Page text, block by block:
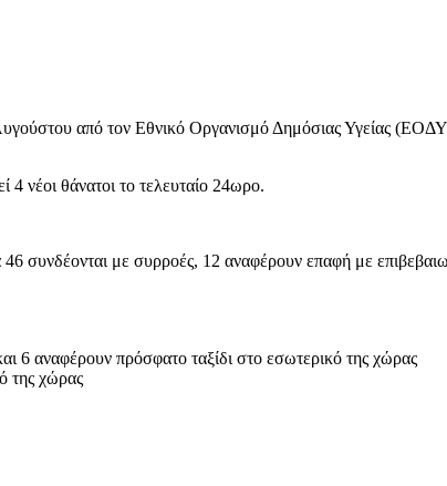
από τον Εθνικό Οργανισμό Δημόσιας Υγείας
νέοι θάνατοι το τελευταίο 24ωρο.
συνδέονται με συρροές, 12 αναφέρουν επαφή με
6 αναφέρουν πρόσφατο ταξίδι στο εσωτερικό της χώρας
της χώρας